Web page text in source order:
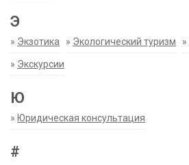
Э
» Экзотика » Экологический туризм »
» Экскурсии
Ю
» Юридическая консультация
#